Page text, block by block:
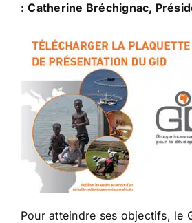
:Catherine Bréchignac,
Pour atteindre ses objectifs, le